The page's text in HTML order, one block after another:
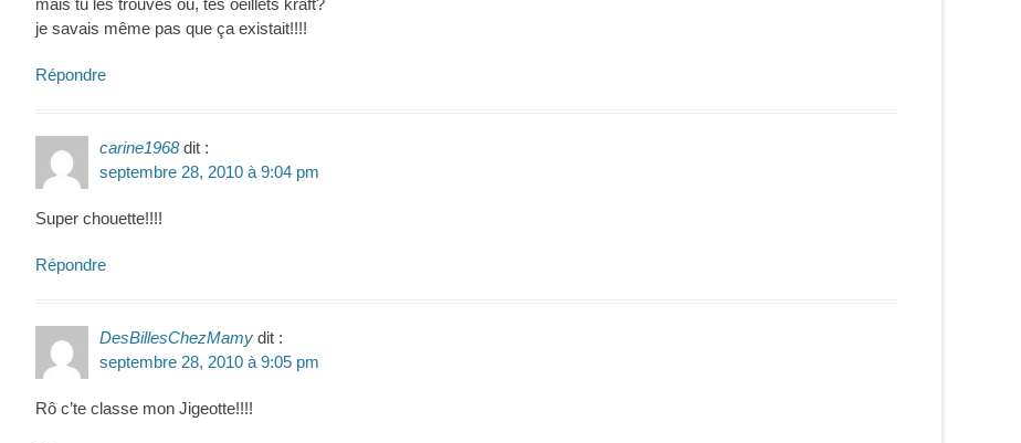
je savais même pas que ça existait!!!!
Répondre
carine1968 dit :
septembre 28, 2010 à 9:04 pm
Super chouette!!!!
Répondre
DesBillesChezMamy dit :
septembre 28, 2010 à 9:05 pm
Rô c’te classe mon Jigeotte!!!!